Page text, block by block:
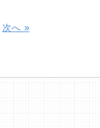
次へ »